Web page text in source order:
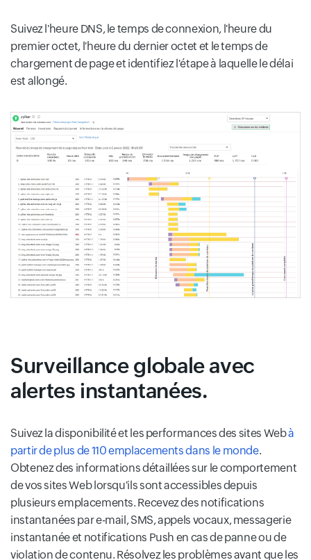
Suivez l'heure DNS, le temps de connexion, l'heure du
premier octet, l'heure du dernier octet et le temps de
chargement de page et identifiez l'étape à laquelle le délai
est allongé.
Surveillance globale avec
alertes instantanées.
Suivez la disponibilité et les performances des sites Webà
partir de plus de 110 emplacements dans le monde.
Obtenez des informations détaillées sur le comportement
de vos sites Web lorsqu'ils sont accessibles depuis
plusieurs emplacements. Recevez des notifications
instantanées par e-mail, SMS, appels vocaux, messagerie
instantanée et notifications Push en cas de panne ou de
violation de contenu. Résolvez les problèmes avant que les